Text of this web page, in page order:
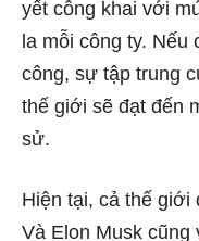
yết công khai với
la mỗi công ty. Nếu
công, sự tập trung
thế giới sẽ đạt đến
sử.
Hiện tại, cả thế giới
Và Elon Musk